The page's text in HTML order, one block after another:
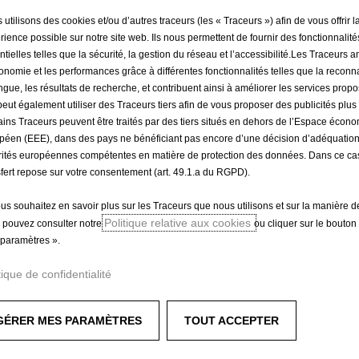
pas à nous contacter pour que nous puissions vous
le marché pour pouvoir être estimés à leur juste valeur.
à tort les emails de OPEL REPRISE comme des
boîte mails différemment. Si toutefois vous ne recevez
vous transmettre votre estimation de reprise.
utilisons des cookies et/ou d’autres traceurs (les « Traceurs ») afin de vous offrir
possible sur notre site web. Ils nous permettent de fournir des
telles que la sécurité, la gestion du réseau et l’accessibilité.Les Traceurs
et les performances grâce à différentes fonctionnalités telles que la
les résultats de recherche, et contribuent ainsi à améliorer les services
également utiliser des Traceurs tiers afin de vous proposer des publicités plus
Traceurs peuvent être traités par des tiers situés en dehors de l’Espace
(EEE), dans des pays ne bénéficiant pas encore d’une décision
européennes compétentes en matière de protection des données. Dans ce
repose sur votre consentement (art. 49.1.a du RGPD).
souhaitez en savoir plus sur les Traceurs que nous utilisons et sur la manière
pouvez consulter notre Politique relative aux cookies ou cliquer sur le bouton
».
de confidentialité
GÉRER MES PARAMÈTRES TOUT ACCEPTER